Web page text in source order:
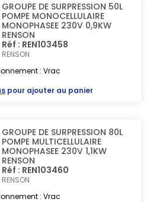
GROUPE DE SURPRESSION 50L
POMPE MONOCELLULAIRE
MONOPHASEE 230V 0,9KW
RENSON
Réf : REN103458
RENSON
: Vrac
pour ajouter au panier
GROUPE DE SURPRESSION 80L
POMPE MULTICELLULAIRE
MONOPHASEE 230V 1,1KW
RENSON
Réf : REN103460
RENSON
: Vrac